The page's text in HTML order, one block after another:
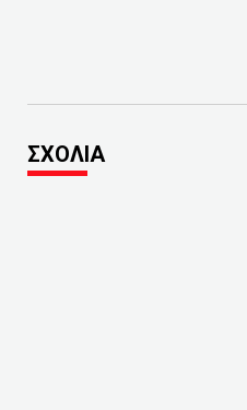
ΣΧΟΛΙΑ